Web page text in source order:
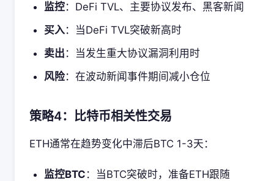
监控：DeFi TVL、主要协议发布、黑客新闻
买入：当DeFi TVL突破新高时
卖出 ：当发生重大协议漏洞利用时
风险：在波动新闻事件期间减小仓位
策略4：比特币相关性交易
ETH通常在趋势变化中滞后BTC 1-3天：
监控BTC ：当BTC突破时，准备ETH跟随